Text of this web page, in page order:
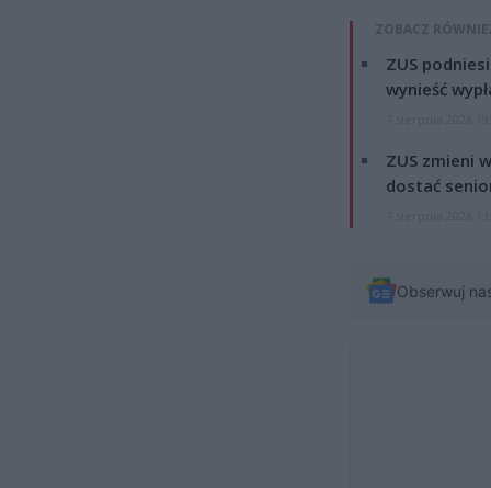
ZOBACZ
ZUS
wynieść
ZUS zmieni
dostać
Obserwuj